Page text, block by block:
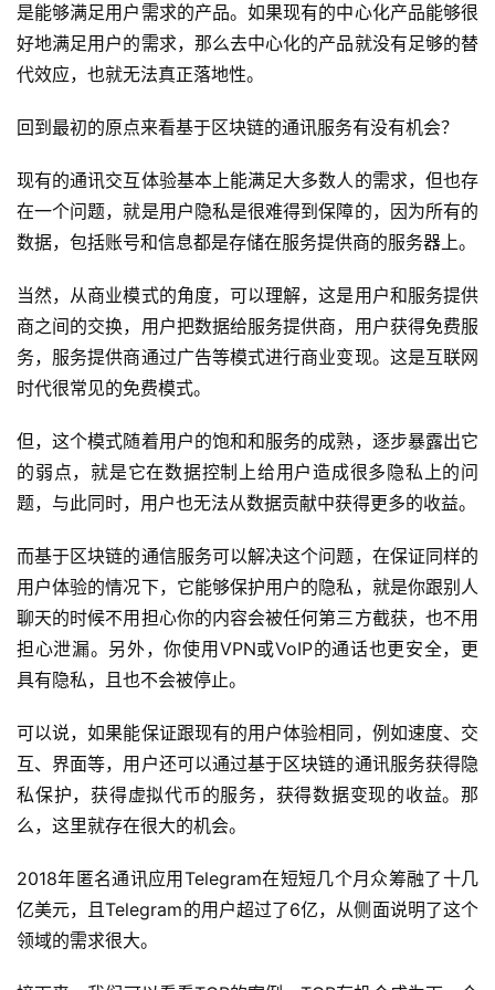
是能够满足用户需求的产品。如果现有的中心化产品能够很
好地满足用户的需求，那么去中心化的产品就没有足够的替
代效应，也就无法真正落地性。
回到最初的原点来看基于区块链的通讯服务有没有机会？
现有的通讯交互体验基本上能满足大多数人的需求，但也存
在一个问题，就是用户隐私是很难得到保障的，因为所有的
数据，包括账号和信息都是存储在服务提供商的服务器上。
当然，从商业模式的角度，可以理解，这是用户和服务提供
商之间的交换，用户把数据给服务提供商，用户获得免费服
务，服务提供商通过广告等模式进行商业变现。这是互联网
时代很常见的免费模式。
但，这个模式随着用户的饱和和服务的成熟，逐步暴露出它
的弱点，就是它在数据控制上给用户造成很多隐私上的问
题，与此同时，用户也无法从数据贡献中获得更多的收益。
而基于区块链的通信服务可以解决这个问题，在保证同样的
用户体验的情况下，它能够保护用户的隐私，就是你跟别人
聊天的时候不用担心你的内容会被任何第三方截获，也不用
担心泄漏。另外，你使用VPN或VoIP的通话也更安全，更
具有隐私，且也不会被停止。
可以说，如果能保证跟现有的用户体验相同，例如速度、交
互、界面等，用户还可以通过基于区块链的通讯服务获得隐
私保护，获得虚拟代币的服务，获得数据变现的收益。那
么，这里就存在很大的机会。
2018年匿名通讯应用Telegram在短短几个月众筹融了十几
亿美元，且Telegram的用户超过了6亿，从侧面说明了这个
领域的需求很大。